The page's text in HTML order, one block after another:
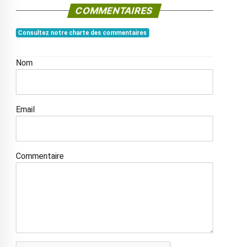
COMMENTAIRES
Consultez notre charte des commentaires
Nom
Email
Commentaire